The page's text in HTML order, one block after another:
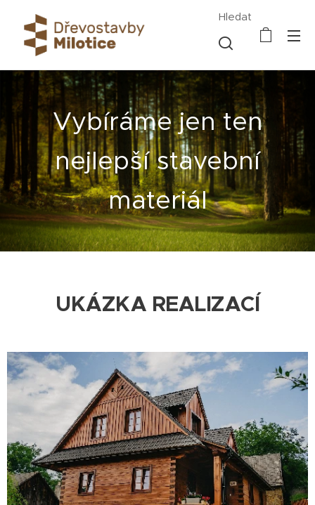
Hledat
Vybíráme jen ten
nejlepší stavební
materiál
UKÁZKA REALIZACÍ